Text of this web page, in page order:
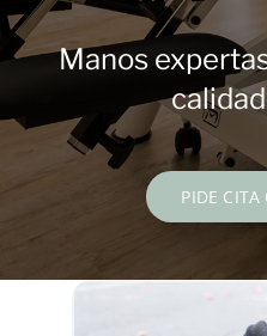
Contacto
Español
Manos
PIDE CITA